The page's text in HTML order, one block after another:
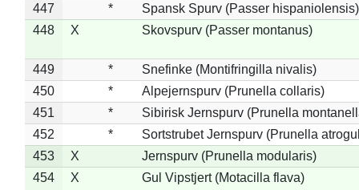
447
*
Spansk Spurv (Passer hispaniolensis)
448
X Skovspurv (Passer montanus)
449 *
Snefinke (Montifringilla nivalis)
450
*
Alpejernspurv (Prunella collaris)
451
*
Sibirisk Jernspurv (Prunella
452
*
Sortstrubet Jernspurv (Prunella
453
X
Jernspurv (Prunella modularis)
454
X Gul Vipstjert (Motacilla flava)